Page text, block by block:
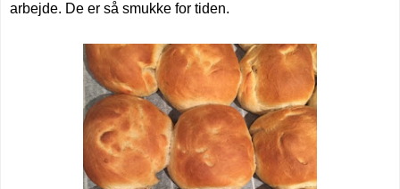
arbejde. De er så smukke for tiden.